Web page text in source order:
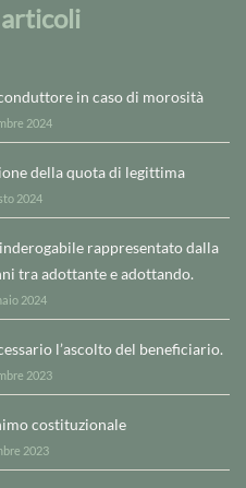
in caso di morosità
2024
della quota di legittima
2024
rappresentato dalla
tra adottante e adottando.
2024
l’ascolto del beneficiario.
2023
costituzionale
2023